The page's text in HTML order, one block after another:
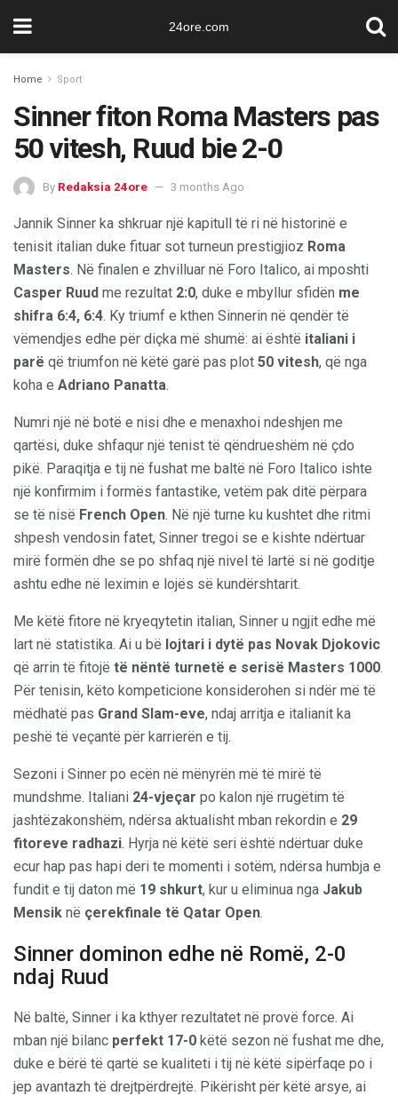
24ore.com
Home Sport
Sinner fiton Roma Masters pas
50 vitesh, Ruud bie 2-0
By Redaksia 24ore 3 months Ago
Jannik Sinner ka shkruar një kapitull të ri në historinë e
tenisit italian duke fituar sot turneun prestigjioz Roma
Masters. Në finalen e zhvilluar në Foro Italico, ai mposhti
Casper Ruud me rezultat 2:0, duke e mbyllur sfidën me
shifra 6:4, 6:4. Ky triumf e kthen Sinnerin në qendër të
vëmendjes edhe për diçka më shumë: ai është italiani i
parë që triumfon në këtë garë pas plot 50 vitesh, që nga
koha e Adriano Panatta.
Numri një në botë e nisi dhe e menaxhoi ndeshjen me
qartësi, duke shfaqur një tenist të qëndrueshëm në çdo
pikë. Paraqitja e tij në fushat me baltë në Foro Italico ishte
një konfirmim i formës fantastike, vetëm pak ditë përpara
se të nisë French Open. Në një turne ku kushtet dhe ritmi
shpesh vendosin fatet, Sinner tregoi se e kishte ndërtuar
mirë formën dhe se po shfaq një nivel të lartë si në goditje
ashtu edhe në leximin e lojës së kundërshtarit.
Me këtë fitore në kryeqytetin italian, Sinner u ngjit edhe më
lart në statistika. Ai u bë lojtari i dytë pas Novak Djokovic
që arrin të fitojë të nëntë turnetë e serisë Masters 1000.
Për tenisin, këto kompeticione konsiderohen si ndër më të
mëdhatë pas Grand Slam-eve, ndaj arritja e italianit ka
peshë të veçantë për karrierën e tij.
Sezoni i Sinner po ecën në mënyrën më të mirë të
mundshme. Italiani 24-vjeçar po kalon një rrugëtim të
jashtëzakonshëm, ndërsa aktualisht mban rekordin e 29
fitoreve radhazi. Hyrja në këtë seri është ndërtuar duke
ecur hap pas hapi deri te momenti i sotëm, ndërsa humbja e
fundit e tij daton më 19 shkurt, kur u eliminua nga Jakub
Mensik në çerekfinale të Qatar Open.
Sinner dominon edhe në Romë, 2-0
ndaj Ruud
Në baltë, Sinner i ka kthyer rezultatet në provë force. Ai
mban një bilanc perfekt 17-0 këtë sezon në fushat me dhe,
duke e bërë të qartë se kualiteti i tij në këtë sipërfaqe po i
jep avantazh të drejtpërdrejtë. Pikërisht për këtë arsye, ai